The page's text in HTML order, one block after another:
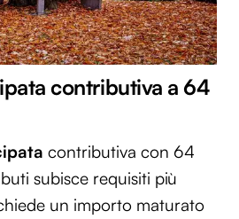
contributiva a 64
contributiva con 64
subisce requisiti più
un importo maturato